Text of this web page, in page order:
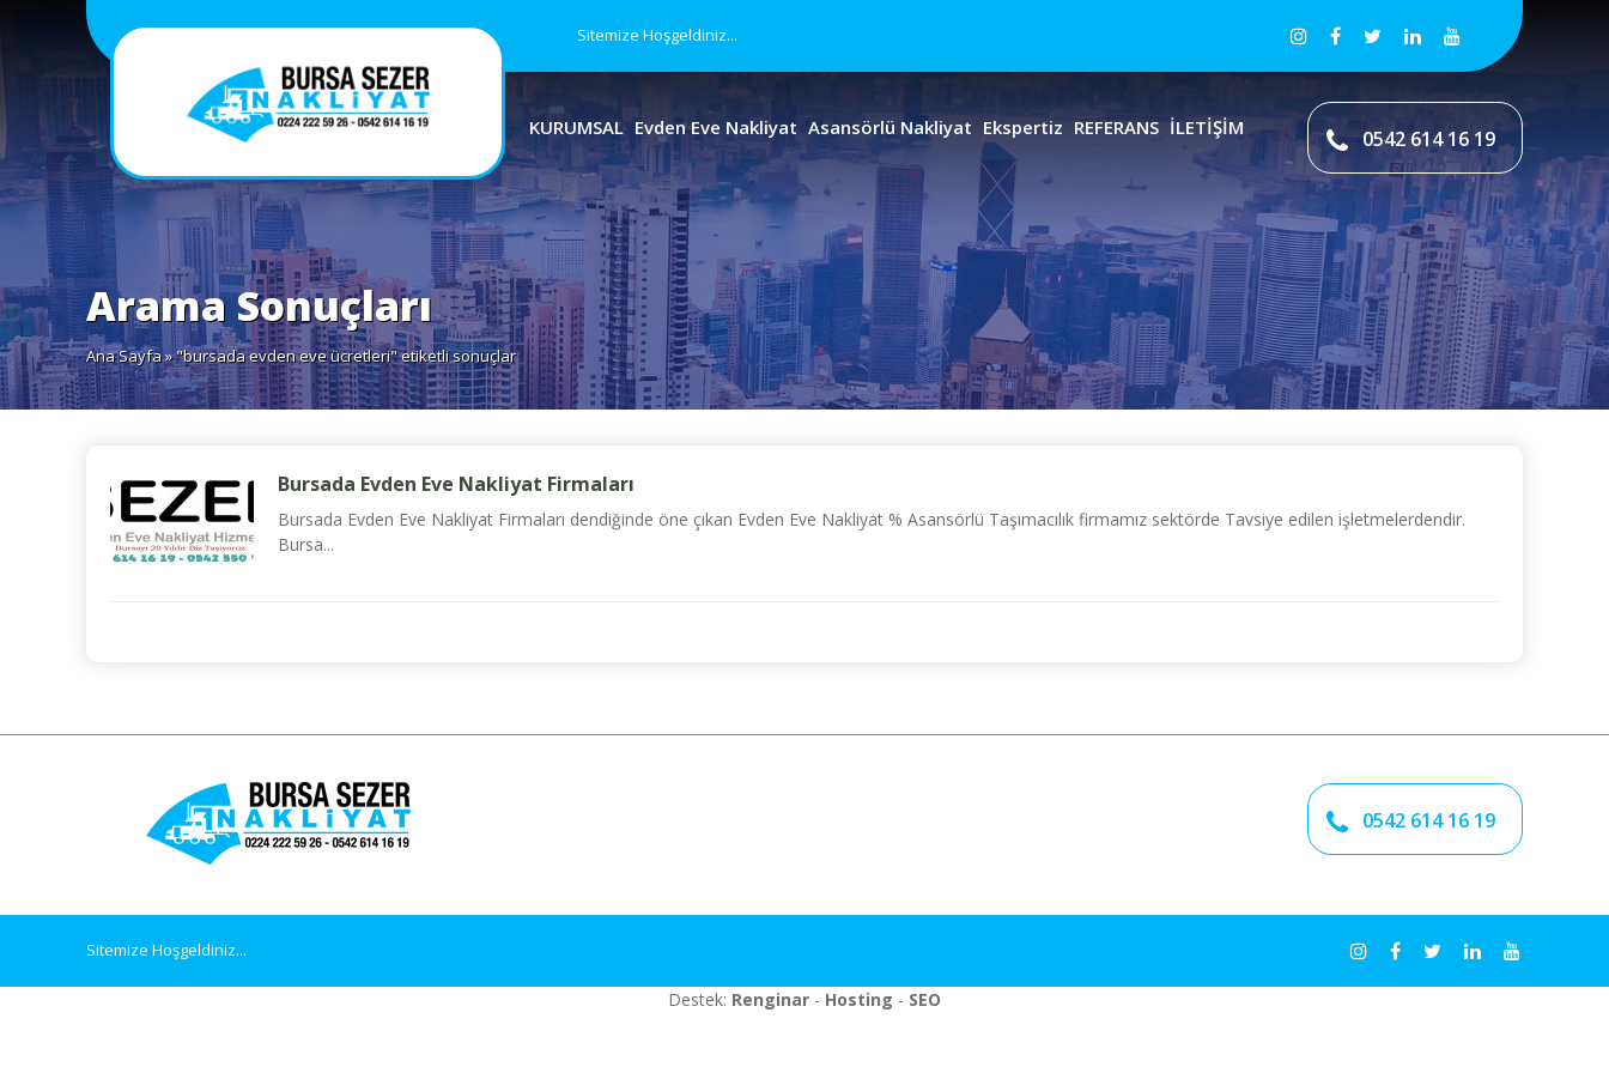
Sitemize Hoşgeldiniz...
KURUMSAL Evden Eve Nakliyat Asansörlü Nakliyat Ekspertiz REFERANS İLETİŞİM 0542 614 16 19
Arama Sonuçları
Ana Sayfa» "bursada evden eve ücretleri" etiketli sonuçlar
Bursada Evden Eve Nakliyat Firmaları
Bursada Evden Eve Nakliyat Firmaları dendiğinde öne çıkan Evden Eve Nakliyat % Asansörlü Taşımacılık firmamız sektörde Tavsiye edilen işletmelerdendir.
Bursa...
0542 614 16 19
Sitemize Hoşgeldiniz...
Destek: Renginar - Hosting - SEO